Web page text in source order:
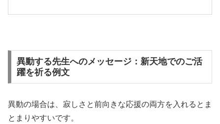
異動する先生へのメッセージ：新天地でのご活
躍を祈る例文
異動の場合は、寂しさと前向きな応援の両方を入れるとま
とまりやすいです。